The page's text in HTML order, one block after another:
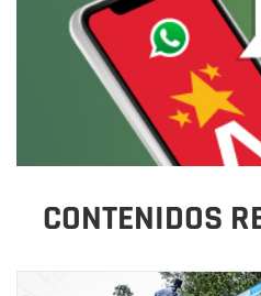
CONTENIDOS